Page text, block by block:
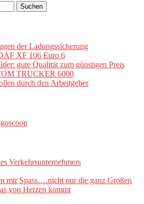
der Ladungssicherung
XF 106 Euro 6
gute Qualität zum günstigen Preis
TRUCKER 6000
durch den Arbeitgeber
Verkehrsunternehmers
mir Spass….nicht nur die ganz Großen
von Herzen kommt